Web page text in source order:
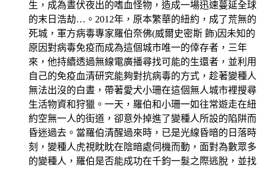
生，成為晝伏夜出的嗜血怪物，造成一場迅速蔓延全球
的末日浩劫…。2012年，原本繁華的紐約，成了荒無的
死城，軍方病毒專家羅伯奈佛(威爾史密斯 飾)因未知的
原因對病毒免疫而成為這個城市唯一的倖存者，三年
來，他持續透過無線電廣播尋找可能的生還者，並利用
自己的免疫血清研究能夠對抗病毒的方式，趁著變種人
無法出沒的白晝，帶著愛犬小珊在這個無人城市裡搜尋
生活物資和狩獵。一天，羅伯和小珊一如往常遊走在紐
約空無一人的街道，卻意外掉進了變種人所設的陷阱而
昏迷過去。當羅伯清醒過來時，已是光線昏暗的日落時
刻，變種人虎視眈眈在陰暗處伺機而動，面對為數眾多
的變種人，羅伯是否能成功在千鈞一髮之際逃脫，並找